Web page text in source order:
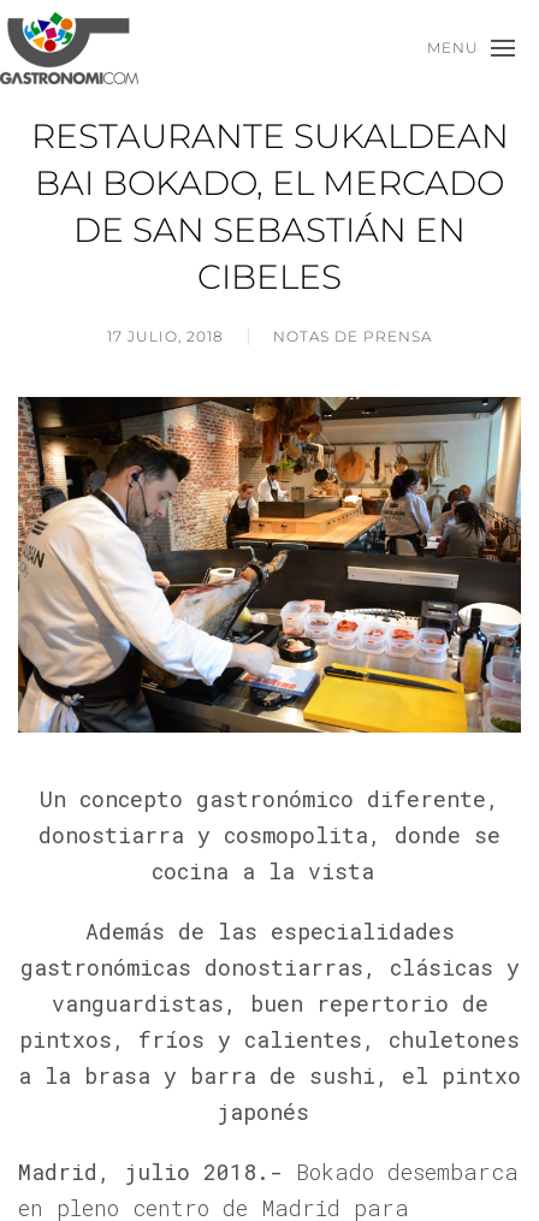
MENU
RESTAURANTE SUKALDEAN
BAI BOKADO, EL MERCADO
DE SAN SEBASTIÁN EN
CIBELES
17 JULIO, 2018 NOTAS DE PRENSA
Un concepto gastronómico diferente,
donostiarra y cosmopolita, donde se
cocina a la vista
Además de las especialidades
gastronómicas donostiarras, clásicas y
vanguardistas, buen repertorio de
pintxos, fríos y calientes, chuletones
a la brasa y barra de sushi, el pintxo
japonés
Madrid, julio 2018.- Bokado desembarca
en pleno centro de Madrid para